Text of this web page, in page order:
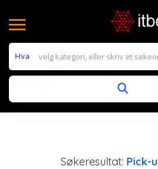
Hva
Søkeresultat: Pick-